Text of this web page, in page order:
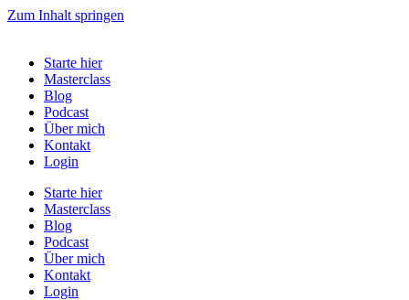
Zum Inhalt springen
Starte hier
Masterclass
Blog
Podcast
Über mich
Kontakt
Login
Starte hier
Masterclass
Blog
Podcast
Über mich
Kontakt
Login